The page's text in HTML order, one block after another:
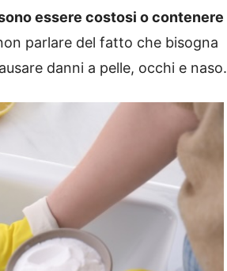
essere costosi o contenere
parlare del fatto che bisogna
danni a pelle, occhi e naso.